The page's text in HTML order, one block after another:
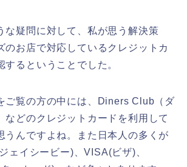
な疑問に対して、私が思う解決策
のお店で対応しているクレジットカ
するということでした。
ご覧の方の中には、Diners Club（ダ
などのクレジットカードを利用して
うんですよね。また日本人の多くが
ェイシービー)、VISA(ビザ)、